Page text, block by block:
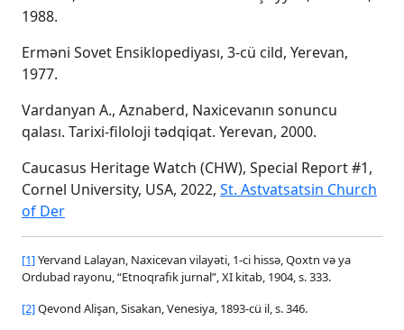
1988.
Erməni Sovet Ensiklopediyası, 3-cü cild, Yerevan,
1977.
Vardanyan A., Aznaberd, Naxicevanın sonuncu
qalası. Tarixi-filoloji tədqiqat. Yerevan, 2000.
Caucasus Heritage Watch (CHW), Special Report #1,
Cornel University, USA, 2022, St. Astvatsatsin Church
of Der
[1]Yervand Lalayan, Naxicevan vilayəti, 1-ci hissə, Qoxtn və ya
Ordubad rayonu, “Etnoqrafik jurnal”, XI kitab, 1904, s. 333.
[2]Qevond Alişan, Sisakan, Venesiya, 1893-cü il, s. 346.